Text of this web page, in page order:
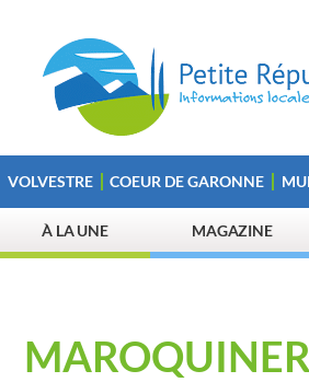
VOLVESTRE COEUR DE GARONNE
À LA UNE MAGAZINE